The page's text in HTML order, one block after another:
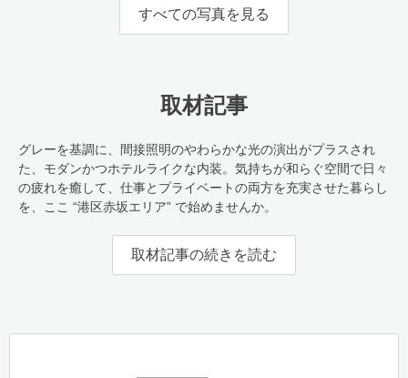
すべての写真を見る
取材記事
グレーを基調に、間接照明のやわらかな光の演出がプラスされ
た、モダンかつホテルライクな内装。気持ちが和らぐ空間で日々
の疲れを癒して、仕事とプライベートの両方を充実させた暮らし
を、ここ “港区赤坂エリア” で始めませんか。
取材記事の続きを読む